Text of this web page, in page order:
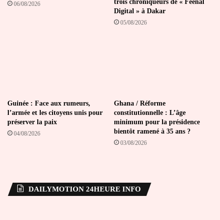
06/08/2026
trois chroniqueurs de « Feeñal
Digital » à Dakar
05/08/2026
Guinée : Face aux rumeurs,
l’armée et les citoyens unis pour
préserver la paix
04/08/2026
Ghana / Réforme
constitutionnelle : L’âge
minimum pour la présidence
bientôt ramené à 35 ans ?
03/08/2026
DAILYMOTION 24HEURE INFO